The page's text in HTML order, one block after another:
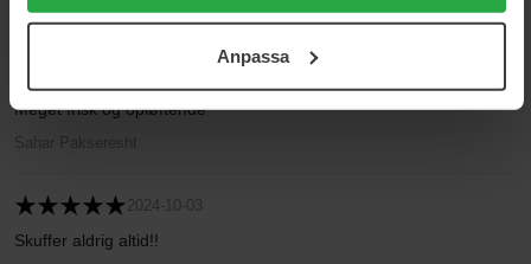
cookies. Du kan när som helst återkalla ditt samtycke.
Anpassa
Asta T
Meget frisk og opløftende
Sahar Pakseresht
2024-10-03
Skuffer aldrig altid!!